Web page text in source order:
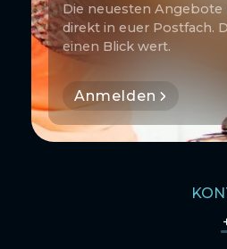
Die neuesten Angebote
direkt in euer Postfach.
einen Blick wert.
Anmelden